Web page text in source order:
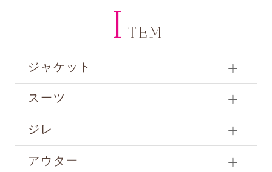
I TEM
ジャケット
スーツ
ジレ
アウター